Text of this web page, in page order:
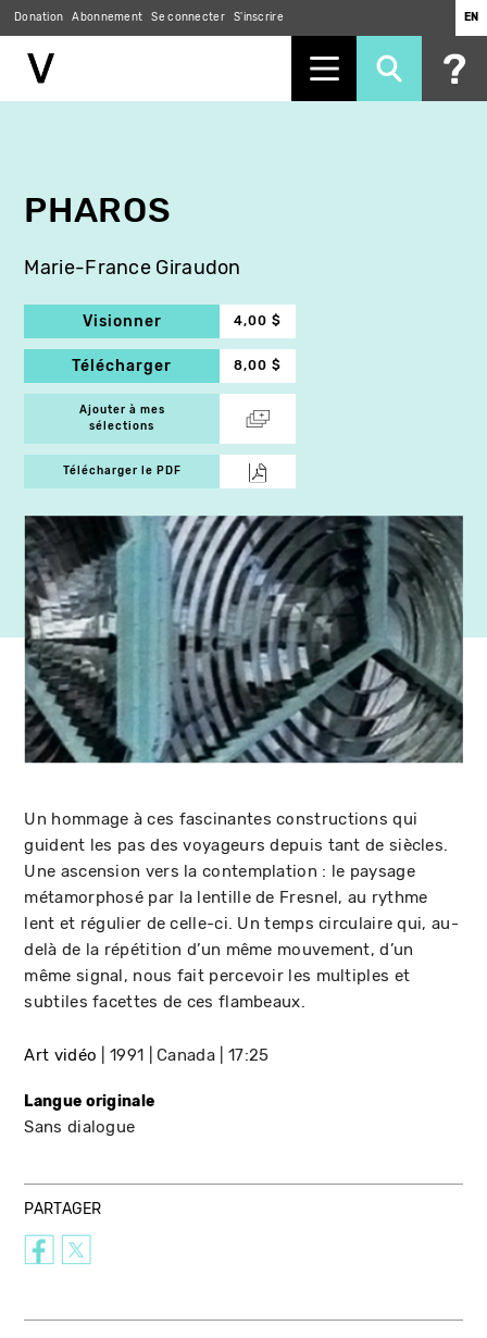
Donation Abonnement Se connecter S'inscrire EN
PHAROS
Marie-France Giraudon
Visionner 4,00 $
Télécharger 8,00 $
Ajouter à mes
sélections
Télécharger le PDF
Un hommage à ces fascinantes constructions qui
guident les pas des voyageurs depuis tant de siècles.
Une ascension vers la contemplation : le paysage
métamorphosé par la lentille de Fresnel, au rythme
lent et régulier de celle-ci. Un temps circulaire qui, au-
delà de la répétition d’un même mouvement, d’un
même signal, nous fait percevoir les multiples et
subtiles facettes de ces flambeaux.
Art vidéo 1991 Canada 17:25
Langue originale
Sans dialogue
PARTAGER